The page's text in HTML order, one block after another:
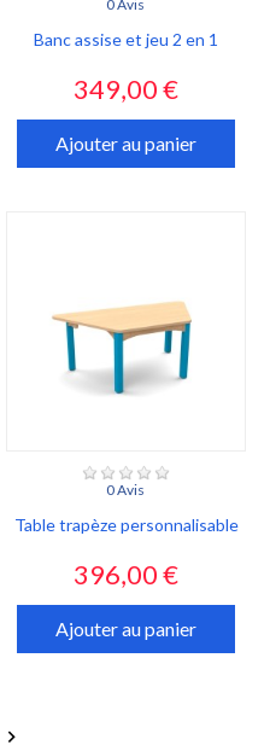
0 Avis
Banc assise et jeu 2 en 1
Prix
349,00 €
Ajouter au panier
0 Avis
Table trapèze personnalisable
Prix
396,00 €
Ajouter au panier
